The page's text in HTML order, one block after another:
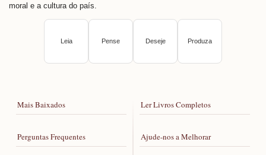
moral e a cultura do país.
Leia Pense Deseje Produza
Mais Baixados
Perguntas Frequentes
Ler Livros Completos
Ajude-nos a Melhorar